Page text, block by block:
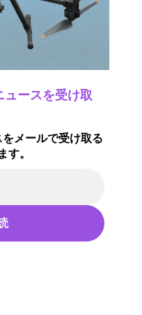
ュースを受け取
メールで受け取る
す。